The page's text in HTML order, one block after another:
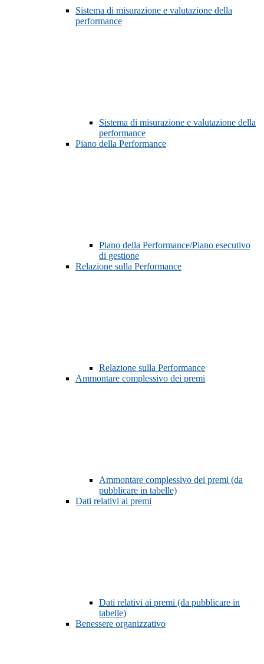
Sistema di misurazione e valutazione della
performance
Sistema di misurazione e valutazione della
performance
Piano della Performance
Piano della Performance/Piano esecutivo
di gestione
Relazione sulla Performance
Relazione sulla Performance
Ammontare complessivo dei premi
Ammontare complessivo dei premi (da
pubblicare in tabelle)
Dati relativi ai premi
Dati relativi ai premi (da pubblicare in
tabelle)
Benessere organizzativo